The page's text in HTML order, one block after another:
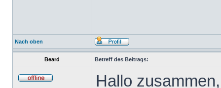
Nach oben
Beard Betreff des Beitrags:
Hallo zusammen,